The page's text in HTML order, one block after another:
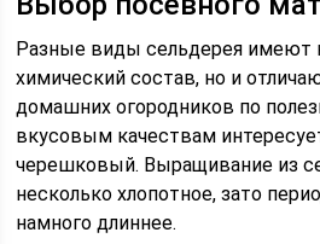
Разные виды сельдерея имеют
химический состав, но и
домашних огородников по
вкусовым качествам
черешковый. Выращивание из
несколько хлопотное, зато
намного длиннее.